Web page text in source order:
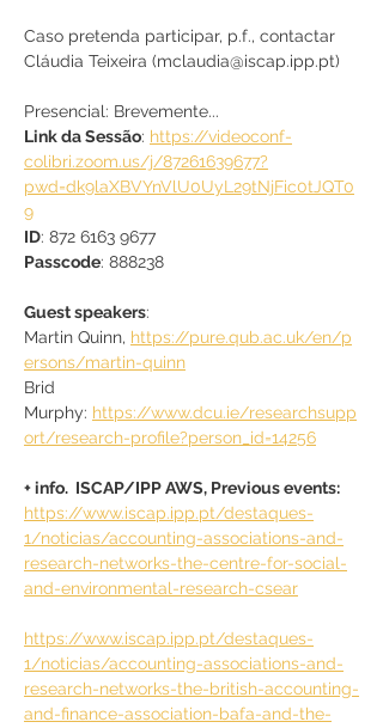
Caso pretenda participar, p.f., contactar
Cláudia Teixeira (mclaudia@iscap.ipp.pt)
Presencial: Brevemente...
Link da Sessão: https://videoconf-
colibri.zoom.us/j/87261639677?
pwd=dk9laXBVYnVlU0UyL29tNjFic0tJQT0
9
ID: 872 6163 9677
Passcode: 888238
Guest speakers:
Martin Quinn, https://pure.qub.ac.uk/en/p
ersons/martin-quinn
Brid
Murphy: https://www.dcu.ie/researchsupp
ort/research-profile?person_id=14256
+ info.  ISCAP/IPP AWS, Previous events:
https://www.iscap.ipp.pt/destaques-
1/noticias/accounting-associations-and-
research-networks-the-centre-for-social-
and-environmental-research-csear
https://www.iscap.ipp.pt/destaques-
1/noticias/accounting-associations-and-
research-networks-the-british-accounting-
and-finance-association-bafa-and-the-